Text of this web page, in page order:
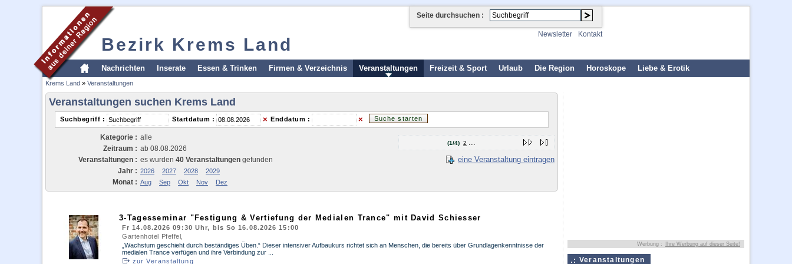
Bezirk Krems Land
Seite durchsuchen :
Newsletter Kontakt
Nachrichten Inserate Essen & Trinken Firmen & Verzeichnis Veranstaltungen Freizeit & Sport Urlaub Die Region Horoskope Liebe & Erotik
Krems Land » Veranstaltungen
Veranstaltungen suchen Krems Land
Suchbegriff : Startdatum : × Enddatum : ×
Kategorie : alle
Zeitraum : ab 08.08.2026
Veranstaltungen : es wurden 40 Veranstaltungen gefunden
Jahr : 2026 2027 2028 2029
Monat : Aug Sep Okt Nov Dez
(1/4) 2 ...
eine Veranstaltung eintragen
3-Tagesseminar "Festigung & Vertiefung der Medialen Trance" mit David Schiesser
Fr 14.08.2026 09:30 Uhr, bis So 16.08.2026 15:00
Gartenhotel Pfeffel,
„Wachstum geschieht durch beständiges Üben.“ Dieser intensiver Aufbaukurs richtet sich an Menschen, die bereits über Grundlagenkenntnisse der
medialen Trance verfügen und ihre Verbindung zur ...
zur Veranstaltung
Werbung : Ihre Werbung auf dieser Seite!
Veranstaltungen